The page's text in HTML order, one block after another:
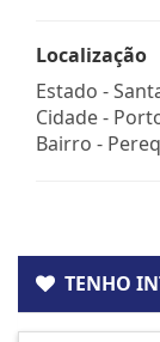
Localização
Estado -
Cidade -
Bairro -
TENHO